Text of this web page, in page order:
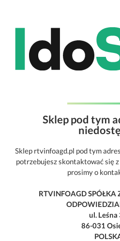
Sklep pod tym
Sklep rtvinfoagd.pl pod tym
potrzebujesz skontaktować się
prosimy o
RTVINFOAGD SPÓŁKA
ul. Leśna
86-031